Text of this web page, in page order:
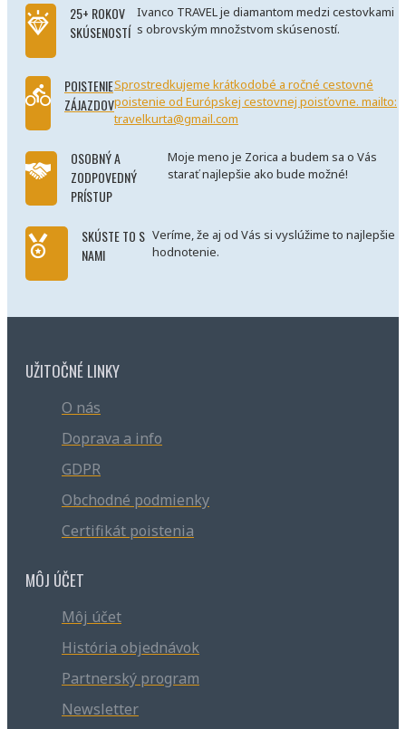
25+ ROKOV
SKÚSENOSTÍ
Ivanco TRAVEL je diamantom medzi cestovkami
s obrovským množstvom skúseností.
POISTENIE
ZÁJAZDOV
Sprostredkujeme krátkodobé a ročné cestovné
poistenie od Európskej cestovnej poisťovne. mailto:
travelkurta@gmail.com
OSOBNÝ A
ZODPOVEDNÝ
PRÍSTUP
Moje meno je Zorica a budem sa o Vás
starať najlepšie ako bude možné!
SKÚSTE TO S
NAMI
Veríme, že aj od Vás si vyslúžime to najlepšie
hodnotenie.
UŽITOČNÉ LINKY
O nás
Doprava a info
GDPR
Obchodné podmienky
Certifikát poistenia
MÔJ ÚČET
Môj účet
História objednávok
Partnerský program
Newsletter